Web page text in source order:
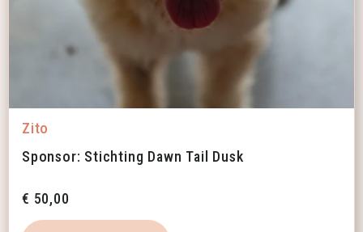
Zito
Sponsor: Stichting Dawn Tail Dusk
€ 50,00